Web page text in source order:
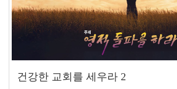
건강한 교회를 세우라 2